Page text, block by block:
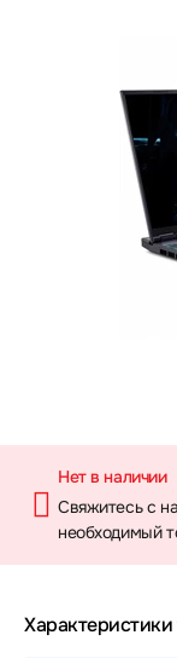
Нет в наличии
Свяжитесь с
необходимый
Характеристики